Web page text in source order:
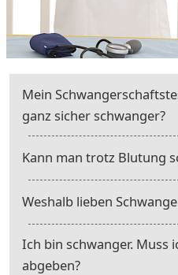
Mein
ganz sicher schwanger?
Kann man trotz Blutung
Weshalb lieben
Ich bin schwanger. Muss
abgeben?